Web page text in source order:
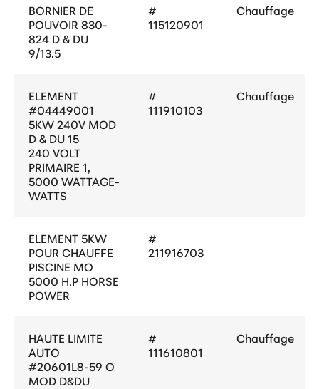
BORNIER DE
POUVOIR 830-
824 D & DU
9/13.5
#
115120901
Chauffage
ELEMENT
#04449001
5KW 240V MOD
D & DU 15
240 VOLT
PRIMAIRE 1,
5000 WATTAGE-
WATTS
#
111910103
Chauffage
ELEMENT 5KW
POUR CHAUFFE
PISCINE MO
5000 H.P HORSE
POWER
#
211916703
HAUTE LIMITE
AUTO
#20601L8-59 O
MOD D&DU
#
111610801
Chauffage